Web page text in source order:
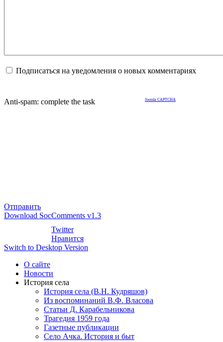
Подписаться на уведомления о новых комментариях
Anti-spam: complete the task Joomla CAPTCHA
Отправить
Download SocComments v1.3
Twitter
Нравится
Switch to Desktop Version
О сайте
Новости
История села
История села (В.Н. Кудряшов)
Из воспоминаний В.Ф. Власова
Статьи Д. Карабельникова
Трагедия 1959 года
Газетные публикации
Село Ачка. История и быт